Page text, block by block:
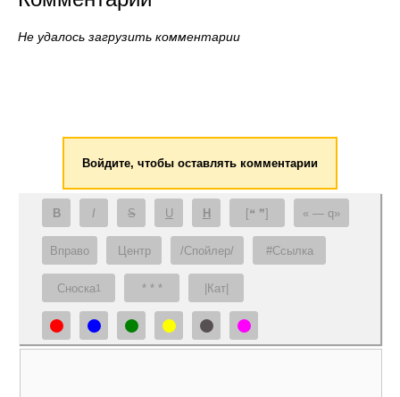
Не удалось загрузить комментарии
Войдите, чтобы оставлять комментарии
B I S U H [❝ ❞] — q
Вправо Центр /Спойлер/ #Ссылка
Сноска1 * * * |Кат|